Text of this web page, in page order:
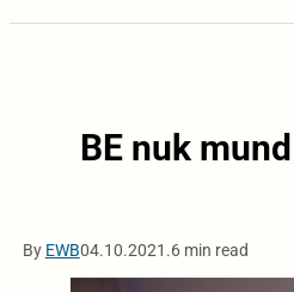
BE nuk
By EWB04.10.2021.6 min read